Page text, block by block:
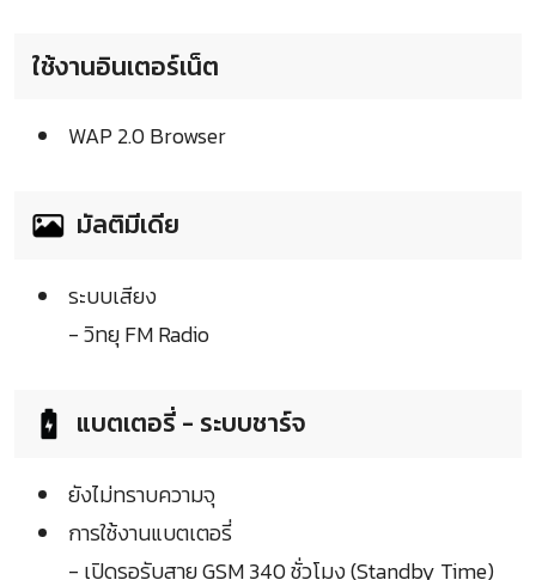
ใช้งานอินเตอร์เน็ต
WAP 2.0 Browser
มัลติมีเดีย
ระบบเสียง
- วิทยุ FM Radio
แบตเตอรี่ - ระบบชาร์จ
ยังไม่ทราบความจุ
การใช้งานแบตเตอรี่
- เปิดรอรับสาย GSM 340 ชั่วโมง (Standby Time)